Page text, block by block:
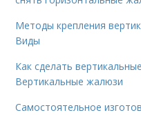
Методы крепления
Виды
Как сделать
Вертикальные жалюзи
Самостоятельное